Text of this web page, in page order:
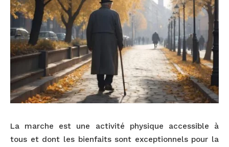
La marche est une activité physique accessible à
tous et dont les bienfaits sont exceptionnels pour la